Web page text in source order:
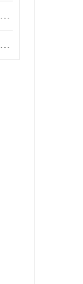
贵州工业软水设备电话 增加清洁效果 使水更加清澈 干净
贵州洗涤软水设备厂家 增加清洁效果 减少维修和更换的成本